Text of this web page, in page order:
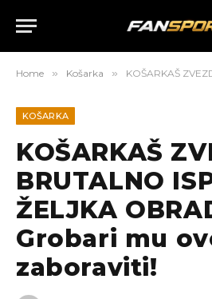
Home » Košarka » KOŠARKAŠ ZVEZDE BRUTALNO
KOŠARKA
KOŠARKAŠ
BRUTALNO
ŽELJKA
Grobari mu
zaboraviti!